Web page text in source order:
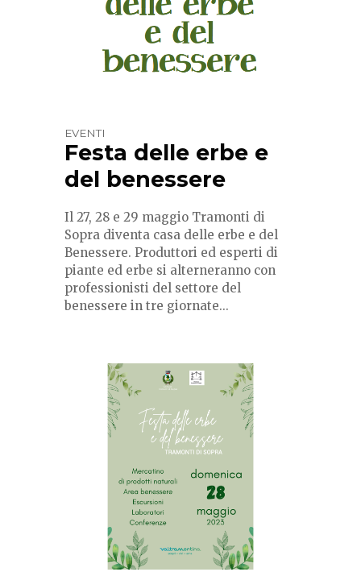
EVENTI
Festa delle erbe e
del benessere
Il 27, 28 e 29 maggio Tramonti di
Sopra diventa casa delle erbe e del
Benessere. Produttori ed esperti di
piante ed erbe si alterneranno con
professionisti del settore del
benessere in tre giornate...